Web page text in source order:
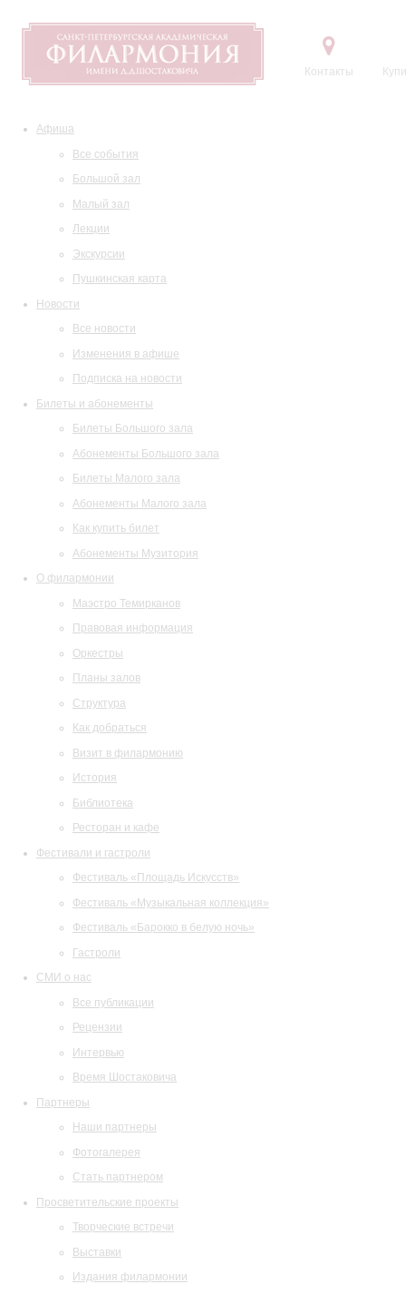
Контакты
Афиша
Все события
Большой зал
Малый зал
Лекции
Экскурсии
Пушкинская карта
Новости
Все новости
Изменения в афише
Подписка на новости
Билеты и абонементы
Билеты Большого зала
Абонементы Большого зала
Билеты Малого зала
Абонементы Малого зала
Как купить билет
Абонементы Музитория
О филармонии
Маэстро Темирканов
Правовая информация
Оркестры
Планы залов
Структура
Как добраться
Визит в филармонию
История
Библиотека
Ресторан и кафе
Фестивали и гастроли
Фестиваль «Площадь Искусств»
Фестиваль «Музыкальная коллекция»
Фестиваль «Барокко в белую ночь»
Гастроли
СМИ о нас
Все публикации
Рецензии
Интервью
Время Шостаковича
Партнеры
Наши партнеры
Фотогалерея
Стать партнером
Просветительские проекты
Творческие встречи
Выставки
Издания филармонии